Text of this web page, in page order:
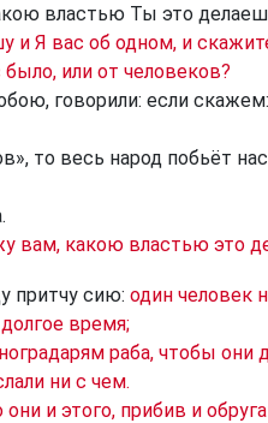
властью Ты это
и Я вас об одном, и
или от человеков?
говорили: если
то весь народ побьёт
вам, какою властью это
притчу сию: один человек
время;
раба, чтобы они
ни с чем.
и этого, прибив и